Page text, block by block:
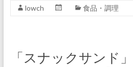
lowch 食品・調理
「スナックサンド